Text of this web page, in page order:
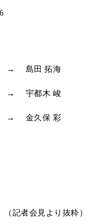
→ 島田 拓海
→ 宇都木 峻
→ 金久保 彩
（記者会見より抜粋）